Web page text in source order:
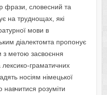
фрази, словесний та
на труднощах, які
мови в
діалектомта пропонує
з метою засвоєння
граматичних
носіям німецької
навчитися розуміти